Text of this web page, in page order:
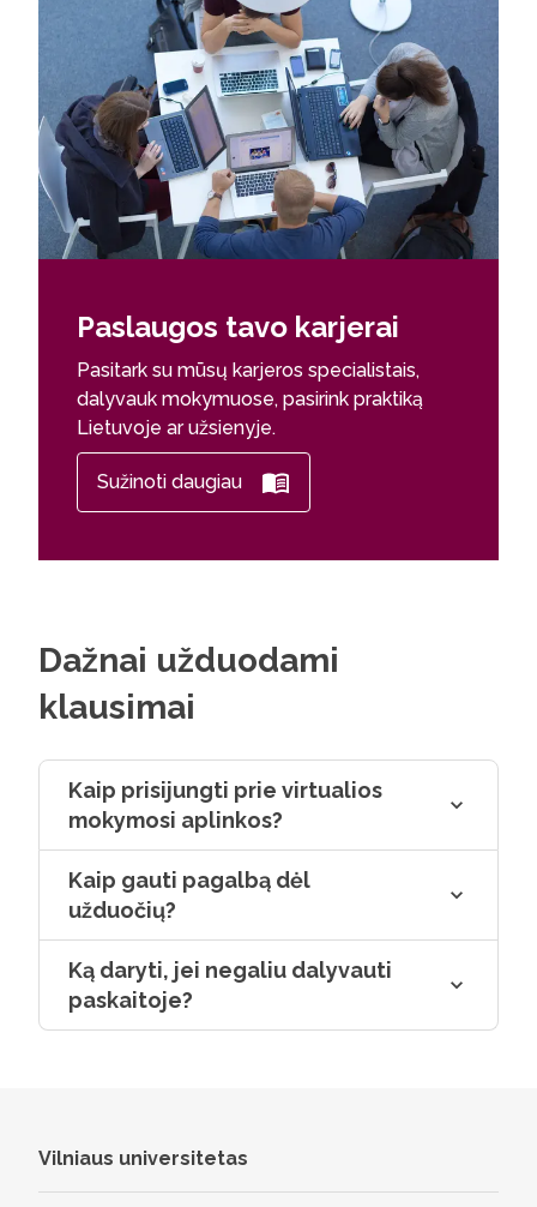
Paslaugos tavo karjerai
Pasitark su mūsų karjeros specialistais,
dalyvauk mokymuose, pasirink praktiką
Lietuvoje ar užsienyje.
Sužinoti daugiau
Dažnai užduodami
klausimai
Kaip prisijungti prie virtualios
mokymosi aplinkos?
Kaip gauti pagalbą dėl
užduočių?
Ką daryti, jei negaliu dalyvauti
paskaitoje?
Vilniaus universitetas